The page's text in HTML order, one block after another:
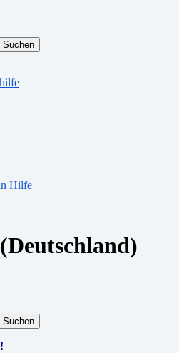
Suchen
Hilfe
Suchen